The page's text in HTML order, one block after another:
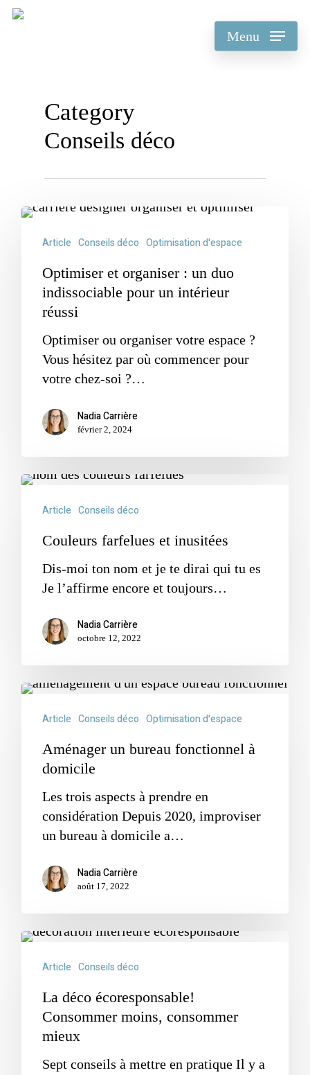
Skip
Menu
Category
Conseils déco
Article Conseils déco Optimisation d'espace
Optimiser et organiser : un duo
indissociable pour un intérieur
réussi
Optimiser ou organiser votre espace ?
Vous hésitez par où commencer pour
votre chez-soi ?…
Nadia Carrière
février 2, 2024
Article Conseils déco
Couleurs farfelues et inusitées
Dis-moi ton nom et je te dirai qui tu es
Je l’affirme encore et toujours…
Nadia Carrière
octobre 12, 2022
Article Conseils déco Optimisation d'espace
Aménager un bureau fonctionnel à
domicile
Les trois aspects à prendre en
considération Depuis 2020, improviser
un bureau à domicile a…
Nadia Carrière
août 17, 2022
Article Conseils déco
La déco écoresponsable!
Consommer moins, consommer
mieux
Sept conseils à mettre en pratique Il y a